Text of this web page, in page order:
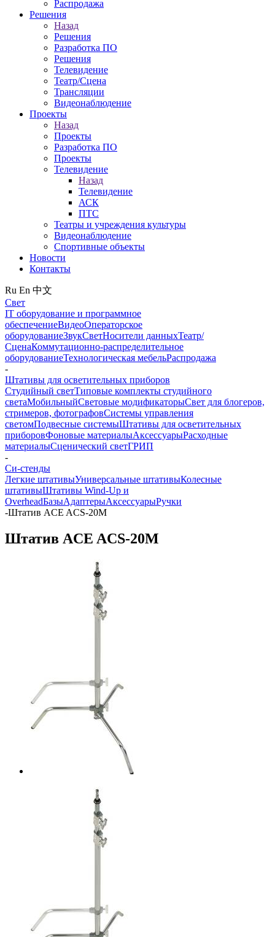
Распродажа
Решения
Назад
Решения
Разработка ПО
Решения
Телевидение
Театр/Сцена
Трансляции
Видеонаблюдение
Проекты
Назад
Проекты
Разработка ПО
Проекты
Телевидение
Назад
Телевидение
АСК
ПТС
Театры и учреждения культуры
Видеонаблюдение
Спортивные объекты
Новости
Контакты
Ru En 中文
Свет
IT оборудование и программное
обеспечениеВидеоОператорское
оборудованиеЗвукСветНосители данныхТеатр/
СценаКоммутационно-распределительное
оборудованиеТехнологическая мебельРаспродажа
-
Штативы для осветительных приборов
Студийный светТиповые комплекты студийного
светаМобильныйСветовые модификаторыСвет для блогеров,
стримеров, фотографовСистемы управления
светомПодвесные системыШтативы для осветительных
приборовФоновые материалыАксессуарыРасходные
материалыСценический светГРИП
-
Си-стенды
Легкие штативыУниверсальные штативыКолесные
штативыШтативы Wind-Up и
OverheadБазыАдаптерыАксессуарыРучки
-Штатив ACE ACS-20M
Штатив ACE ACS-20M